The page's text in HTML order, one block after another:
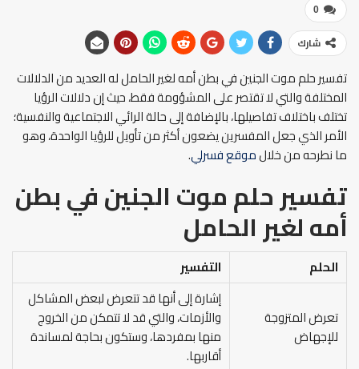
0
شارك
تفسير حلم موت الجنين في بطن أمه لغير الحامل له العديد من الدلالات
المختلفة والتي لا تقتصر على المشؤومة فقط، حيث إن دلالات الرؤيا
تختلف باختلاف تفاصيلها، بالإضافة إلى حالة الرائي الاجتماعية والنفسية؛
الأمر الذي جعل المفسرين يضعون أكثر من تأويل للرؤيا الواحدة، وهو
ما نطرحه من خلالموقع فسرلي.
تفسير حلم موت الجنين في بطن
أمه لغير الحامل
الحلم التفسير
تعرض المتزوجة
للإجهاض
إشارة إلى أنها قد تتعرض لبعض المشاكل
والأزمات، والتي قد لا تتمكن من الخروج
منها بمفردها، وستكون بحاجة لمساندة
أقاربها.